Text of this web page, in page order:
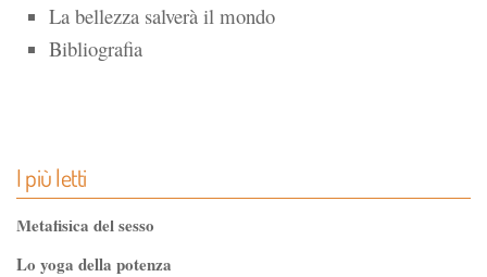
La bellezza salverà il mondo
Bibliografia
I più letti
Metafisica del sesso
Lo yoga della potenza